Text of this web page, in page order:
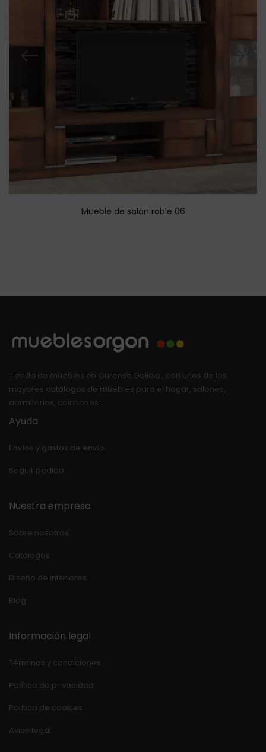
Mueble de salón roble 06
Tienda de muebles en Ourense Galicia , con unos de los
mayores catálogos de muebles para el hogar, salones,
dormitorios, colchones …
Ayuda
Envíos y gastos de envío
Seguir pedido
Nuestra empresa
Sobre nosotros
Catálogos
Diseño de interiores
Blog
Información legal
Términos y condiciones
Política de privacidad
Política de cookies
Aviso legal